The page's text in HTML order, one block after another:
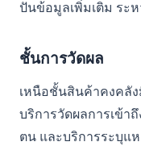
ปันข้อมูลเพิ่มเติม ระ
ชั้นการวัดผล
เหนือชั้นสินค้าคงคลัง
บริการวัดผลการเข้า
ตน และบริการระบุแ